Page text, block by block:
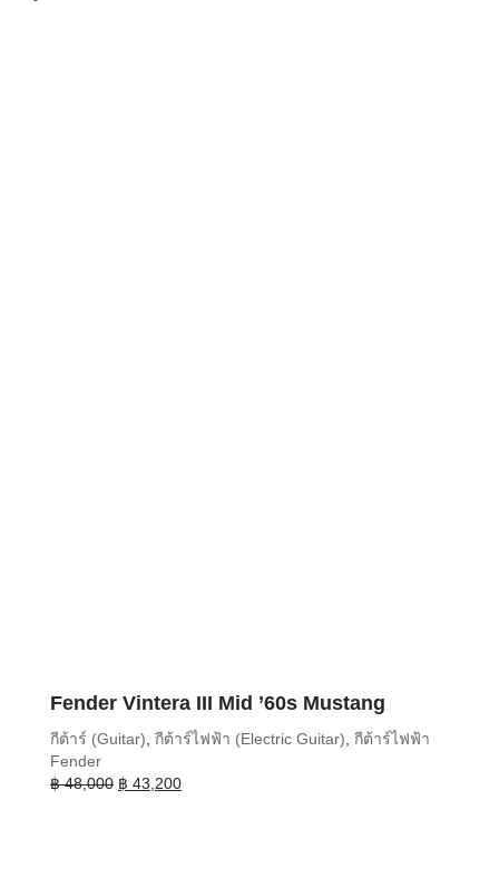
Fender Vintera III Mid ’60s Mustang
กีต้าร์ (Guitar) กีต้าร์ไฟฟ้า (Electric Guitar) กีต้าร์ไฟฟ้า
Fender
฿48,000 Original
฿ 43,200Current